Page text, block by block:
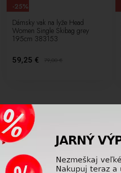
Dámsky vak na lyže Head
Women Single Skibag grey
195cm 383153
59,25 € 79,00€
-25%